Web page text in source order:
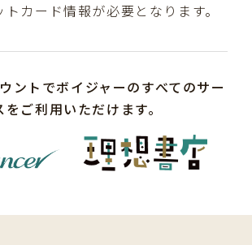
カード情報が必要となります。
ントでボイジャーのすべてのサー
をご利用いただけます。